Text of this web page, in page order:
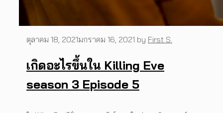
เกิดอะไรขึ้นใน Killing Eve
season 3 Episode 5
ตุลาคม 18, 2021มกราคม 16, 2021 by First S.